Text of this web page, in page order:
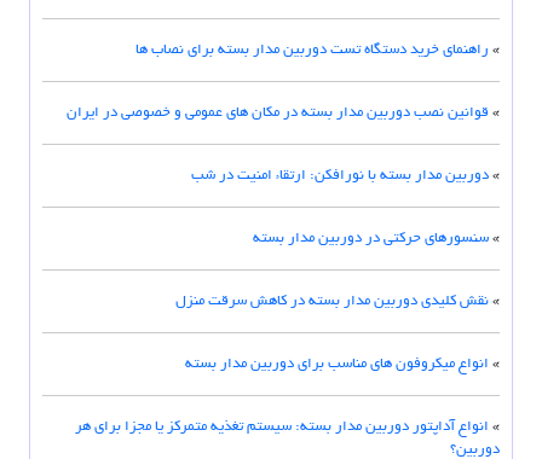
» راهنمای خرید دستگاه تست دوربین مدار بسته برای نصاب ها
» قوانین نصب دوربین مدار بسته در مکان های عمومی و خصوصی در ایران
» دوربین مدار بسته با نورافکن: ارتقاء امنیت در شب
» سنسورهای حرکتی در دوربین مدار بسته
» نقش کلیدی دوربین مدار بسته در کاهش سرقت منزل
» انواع میکروفون های مناسب برای دوربین مدار بسته
» انواع آداپتور دوربین مدار بسته: سیستم تغذیه متمرکز یا مجزا برای هر
دوربین؟